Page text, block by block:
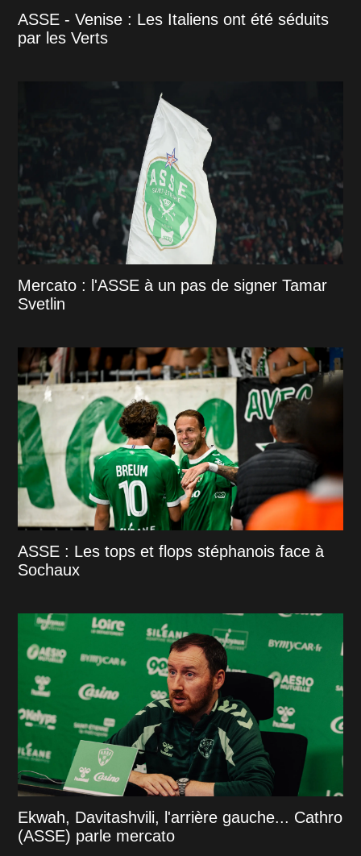
ASSE - Venise : Les Italiens ont été séduits
par les Verts
Mercato : l'ASSE à un pas de signer Tamar
Svetlin
ASSE : Les tops et flops stéphanois face à
Sochaux
Ekwah, Davitashvili, l'arrière gauche... Cathro
(ASSE) parle mercato